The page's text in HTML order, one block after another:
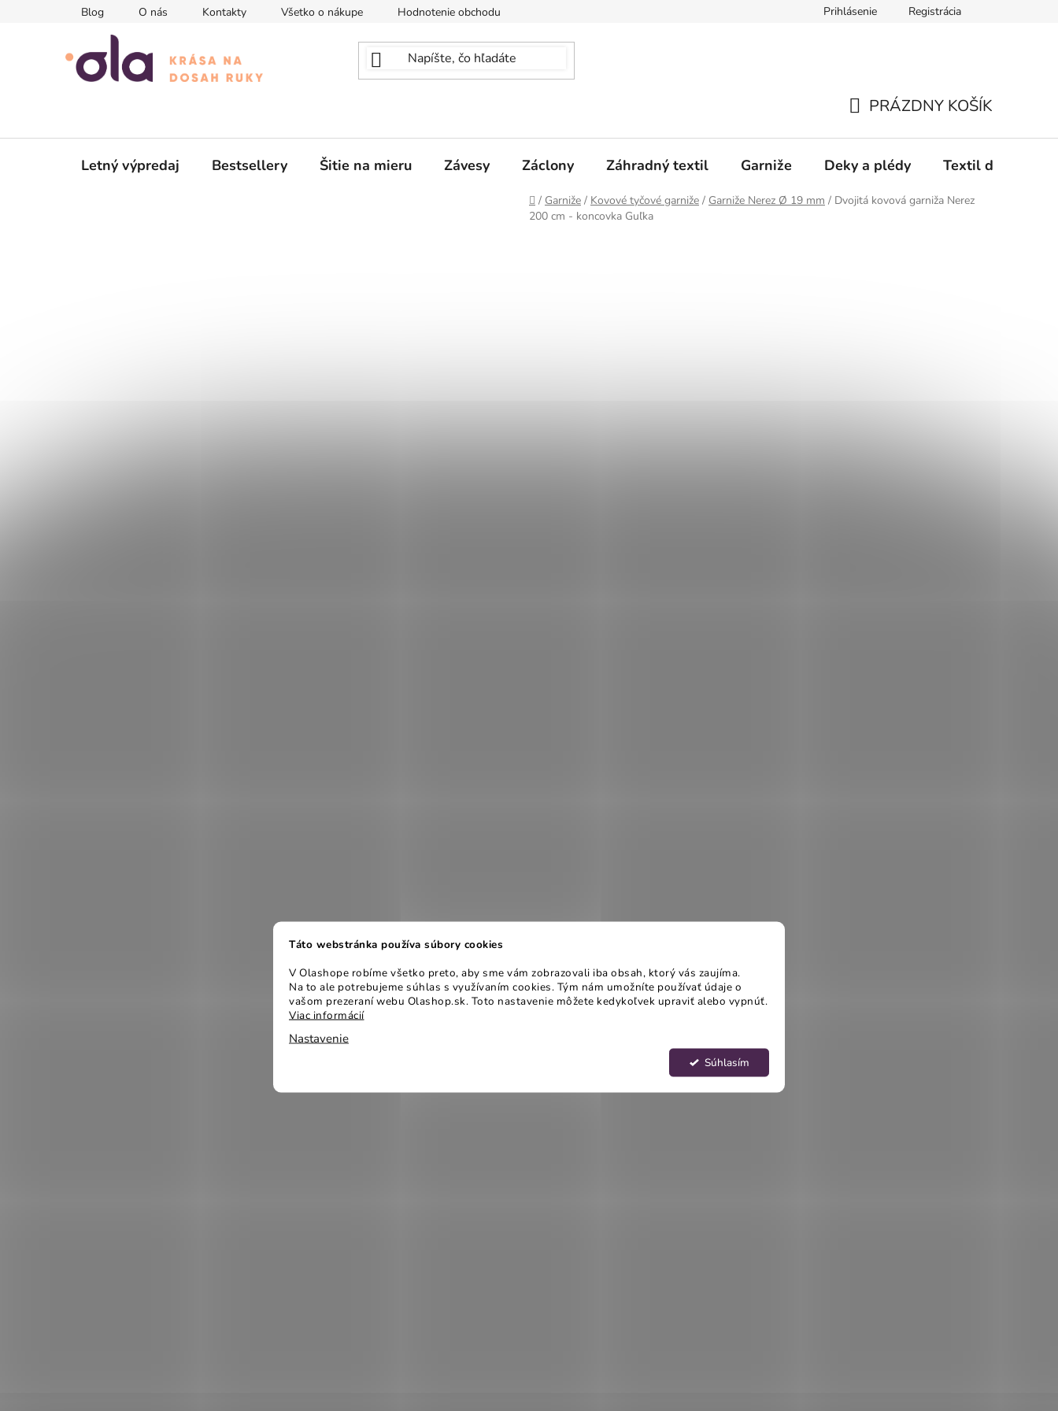
Táto webstránka používa súbory cookies
V Olashope robíme všetko preto, aby sme vám zobrazovali iba obsah, ktorý vás zaujíma.
Na to ale potrebujeme súhlas s využívaním cookies. Tým nám umožníte používať údaje o
vašom prezeraní webu Olashop.sk. Toto nastavenie môžete kedykoľvek upraviť alebo vypnúť.
Viac informácií
Nastavenie
Súhlasím
Blog O nás Kontakty Všetko o nákupe Hodnotenie obchodu Prihlásenie Registrácia
KOŠÍK
PRÁZDNY KOŠÍK
Letný výpredaj Bestsellery Šitie na mieru Závesy Záclony Záhradný textil Garniže Deky a plédy Textil do spálne
Domov
/ Garniže / Kovové tyčové garniže / Garniže Nerez Ø 19 mm / Dvojitá kovová garniža Nerez
200 cm - koncovka Guľka